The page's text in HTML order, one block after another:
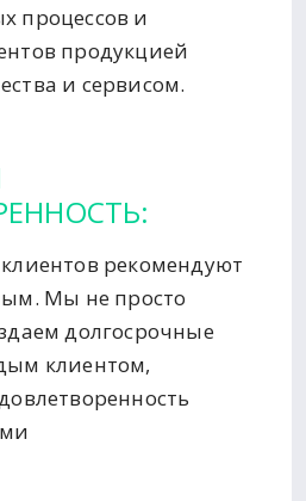
процессов и
продукцией
и сервисом.
рекомендуют
Мы не просто
долгосрочные
клиентом,